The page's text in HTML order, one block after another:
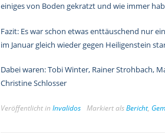
einiges von Boden gekratzt und wie immer
Fazit: Es war schon etwas enttäuschend nur
im Januar gleich wieder gegen Heiligenstein
Dabei waren: Tobi Winter, Rainer Strohbach,
Christine Schlosser
Veröffentlicht in Invalidos Markiert alsBericht,